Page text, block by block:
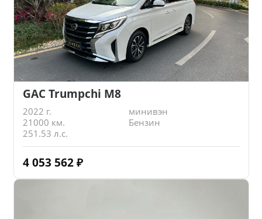
GAC Trumpchi M8
2022 г.
минивэн
21000 км.
Бензин
251.53 л.с.
4 053 562 ₽